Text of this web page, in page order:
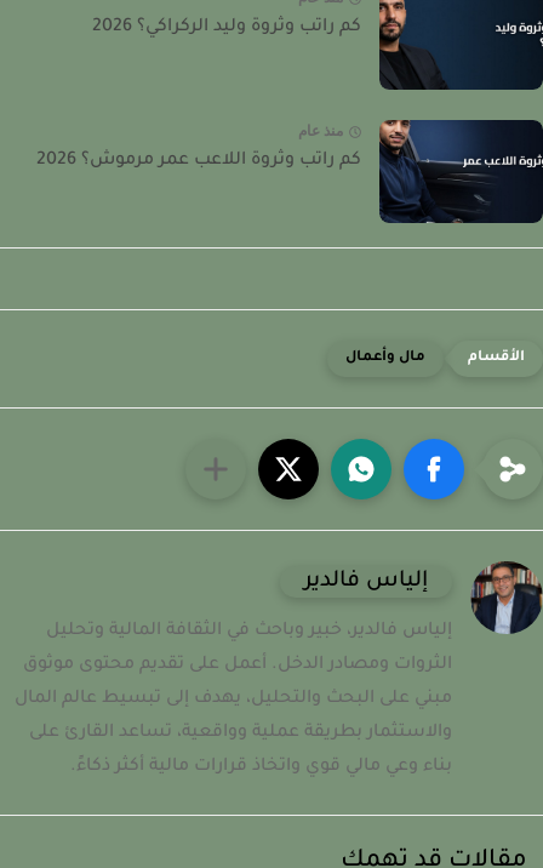
كم راتب وثروة وليد الركراكي؟ 2026
منذ عام
كم راتب وثروة اللاعب عمر مرموش؟ 2026
مال وأعمال
إلياس فالدير
إلياس فالدير، خبير وباحث في الثقافة المالية وتحليل
الثروات ومصادر الدخل. أعمل على تقديم محتوى موثوق
مبني على البحث والتحليل، يهدف إلى تبسيط عالم المال
والاستثمار بطريقة عملية وواقعية، تساعد القارئ على
بناء وعي مالي قوي واتخاذ قرارات مالية أكثر ذكاءً.
قد تهمك